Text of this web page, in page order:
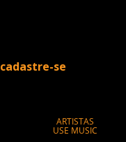
cadastre-se
ARTISTAS
USE MUSIC